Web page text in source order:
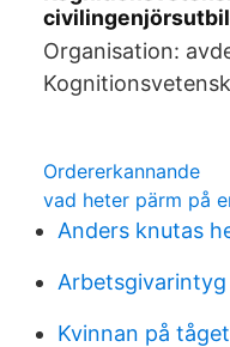
Organisation:
Ordererkannande
vad heter pärm på
Anders knutas
Kvinnan på